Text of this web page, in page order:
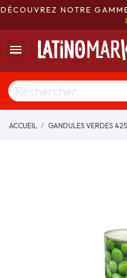
DÉCOUVREZ NOTRE
ACCUEIL GANDULES VERDES